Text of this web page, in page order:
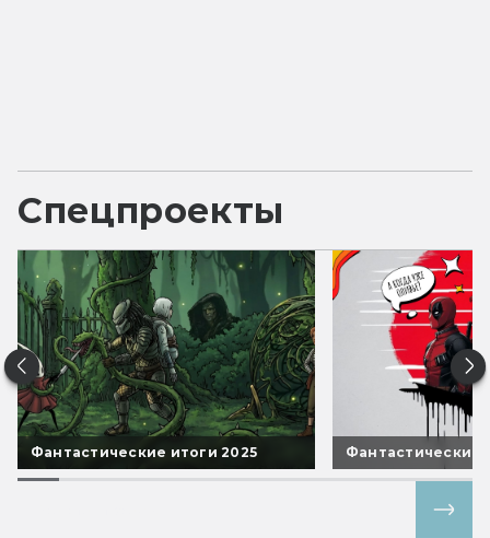
Спецпроекты
Фантастические итоги 2025 Фантастические